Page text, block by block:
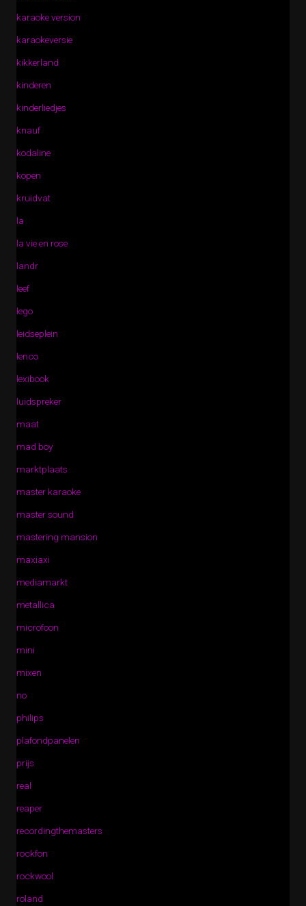
karaoke version
karaokeversie
kikkerland
kinderen
kinderliedjes
knauf
kodaline
kopen
kruidvat
la
la vie en rose
landr
leef
lego
leidseplein
lenco
lexibook
luidspreker
maat
mad boy
marktplaats
master karaoke
master sound
mastering mansion
maxiaxi
mediamarkt
metallica
microfoon
mini
mixen
no
philips
plafondpanelen
prijs
real
reaper
recordingthemasters
rockfon
rockwool
roland